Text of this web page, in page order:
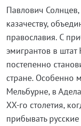
Павлович
казачеству,
православия. С
эмигрантов в
постепенно
стране. Особенно
Мельбурне, в
ХХ-го столетия,
прибывать